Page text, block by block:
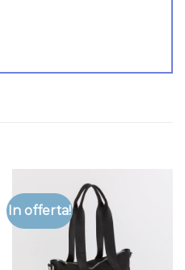
In offerta!